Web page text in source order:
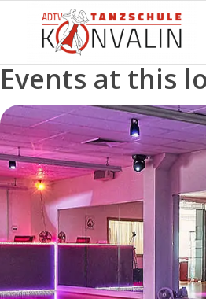
Events at this